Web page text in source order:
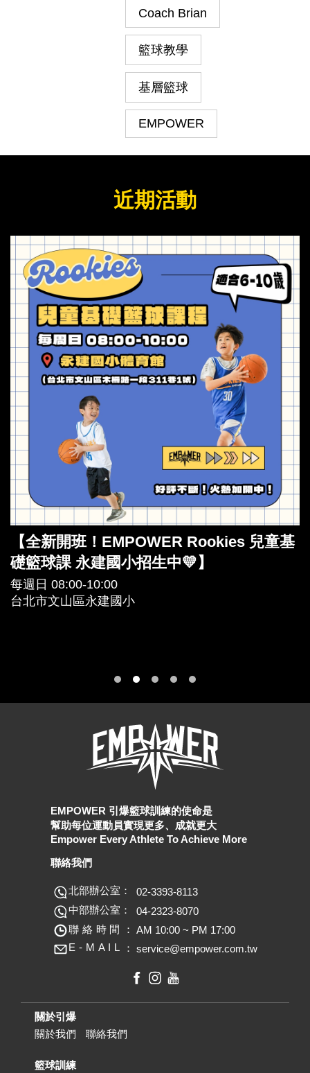
Coach Brian
籃球教學
基層籃球
EMPOWER
近期活動
【全新開班！EMPOWER Rookies 兒童基
礎籃球課 永建國小招生中💛】
每週日 08:00-10:00
台北市文山區永建國小
EMPOWER 引爆籃球訓練的使命是
幫助每位運動員實現更多、成就更大
Empower Every Athlete To Achieve More
聯絡我們
北部辦公室：
02-3393-8113
中部辦公室：
04-2323-8070
聯絡時間： AM 10:00 ~ PM 17:00
E - M A I L ： service@empower.com.tw
關於引爆
關於我們
聯絡我們
籃球訓練